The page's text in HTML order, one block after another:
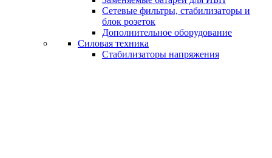
Сетевые фильтры, стабилизаторы и
блок розеток
Дополнительное оборудование
Силовая техника
Стабилизаторы напряжения